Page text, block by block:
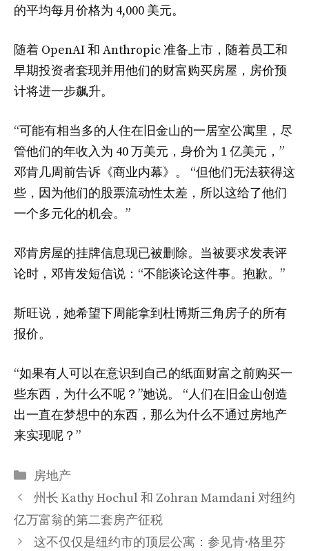
的平均每月价格为 4,000 美元。
随着 OpenAI 和 Anthropic 准备上市，随着员工和
早期投资者套现并用他们的财富购买房屋，房价预
计将进一步飙升。
“可能有相当多的人住在旧金山的一居室公寓里，尽
管他们的年收入为 40 万美元，身价为 1 亿美元，”
邓肯几周前告诉《商业内幕》。 “但他们无法获得这
些，因为他们的股票流动性太差，所以这给了他们
一个多元化的机会。”
邓肯房屋的挂牌信息现已被删除。当被要求发表评
论时，邓肯发短信说：“不能谈论这件事。抱歉。”
斯旺说，她希望下周能拿到杜博斯三角房子的所有
报价。
“如果有人可以在意识到自己的纸面财富之前购买一
些东西，为什么不呢？”她说。 “人们在旧金山创造
出一直在梦想中的东西，那么为什么不通过房地产
来实现呢？”
分
类
房地产
州长 Kathy Hochul 和 Zohran Mamdani 对纽约
亿万富翁的第二套房产征税
这不仅仅是纽约市的顶层公寓：参见肯·格里芬